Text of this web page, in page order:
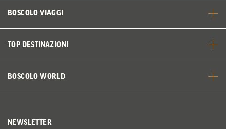
BOSCOLO VIAGGI
TOP DESTINAZIONI
BOSCOLO WORLD
NEWSLETTER